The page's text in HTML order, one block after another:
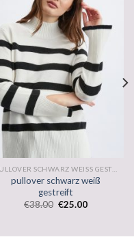
pullover schwarz weiß
gestreift
€38.00 €25.00